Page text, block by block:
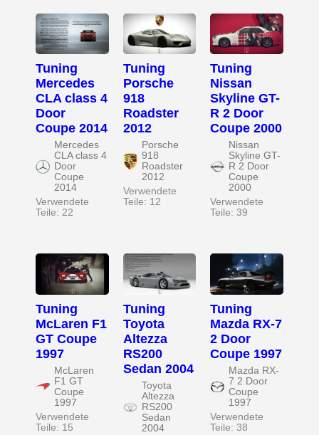
Tuning
Mercedes
CLA class 4
Door
Coupe 2014
Mercedes
CLA class 4
Door
Coupe
2014
Verwendete
Teile: 22
Tuning
Porsche
918
Roadster
2012
Porsche
918
Roadster
2012
Verwendete
Teile: 12
Tuning
Nissan
Skyline GT-
R 2 Door
Coupe 2000
Nissan
Skyline GT-
R 2 Door
Coupe
2000
Verwendete
Teile: 39
Tuning
McLaren F1
GT Coupe
1997
McLaren
F1 GT
Coupe
1997
Verwendete
Teile: 15
Tuning
Toyota
Altezza
RS200
Sedan 2004
Toyota
Altezza
RS200
Sedan
2004
Tuning
Mazda RX-7
2 Door
Coupe 1997
Mazda RX-
7 2 Door
Coupe
1997
Verwendete
Teile: 38